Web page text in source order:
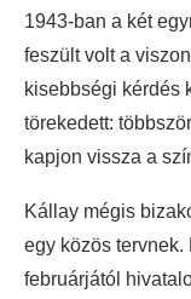
1943-ban a két
feszült volt a
kisebbségi kérdés
törekedett:
kapjon vissza a
Kállay mégis
egy közös
februárjától